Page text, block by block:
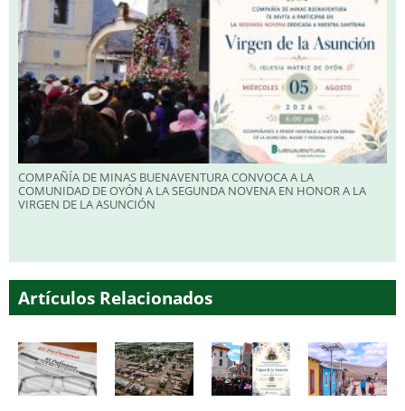
COMPAÑÍA DE MINAS BUENAVENTURA CONVOCA A LA
COMUNIDAD DE OYÓN A LA SEGUNDA NOVENA EN HONOR A LA
VIRGEN DE LA ASUNCIÓN
Artículos Relacionados